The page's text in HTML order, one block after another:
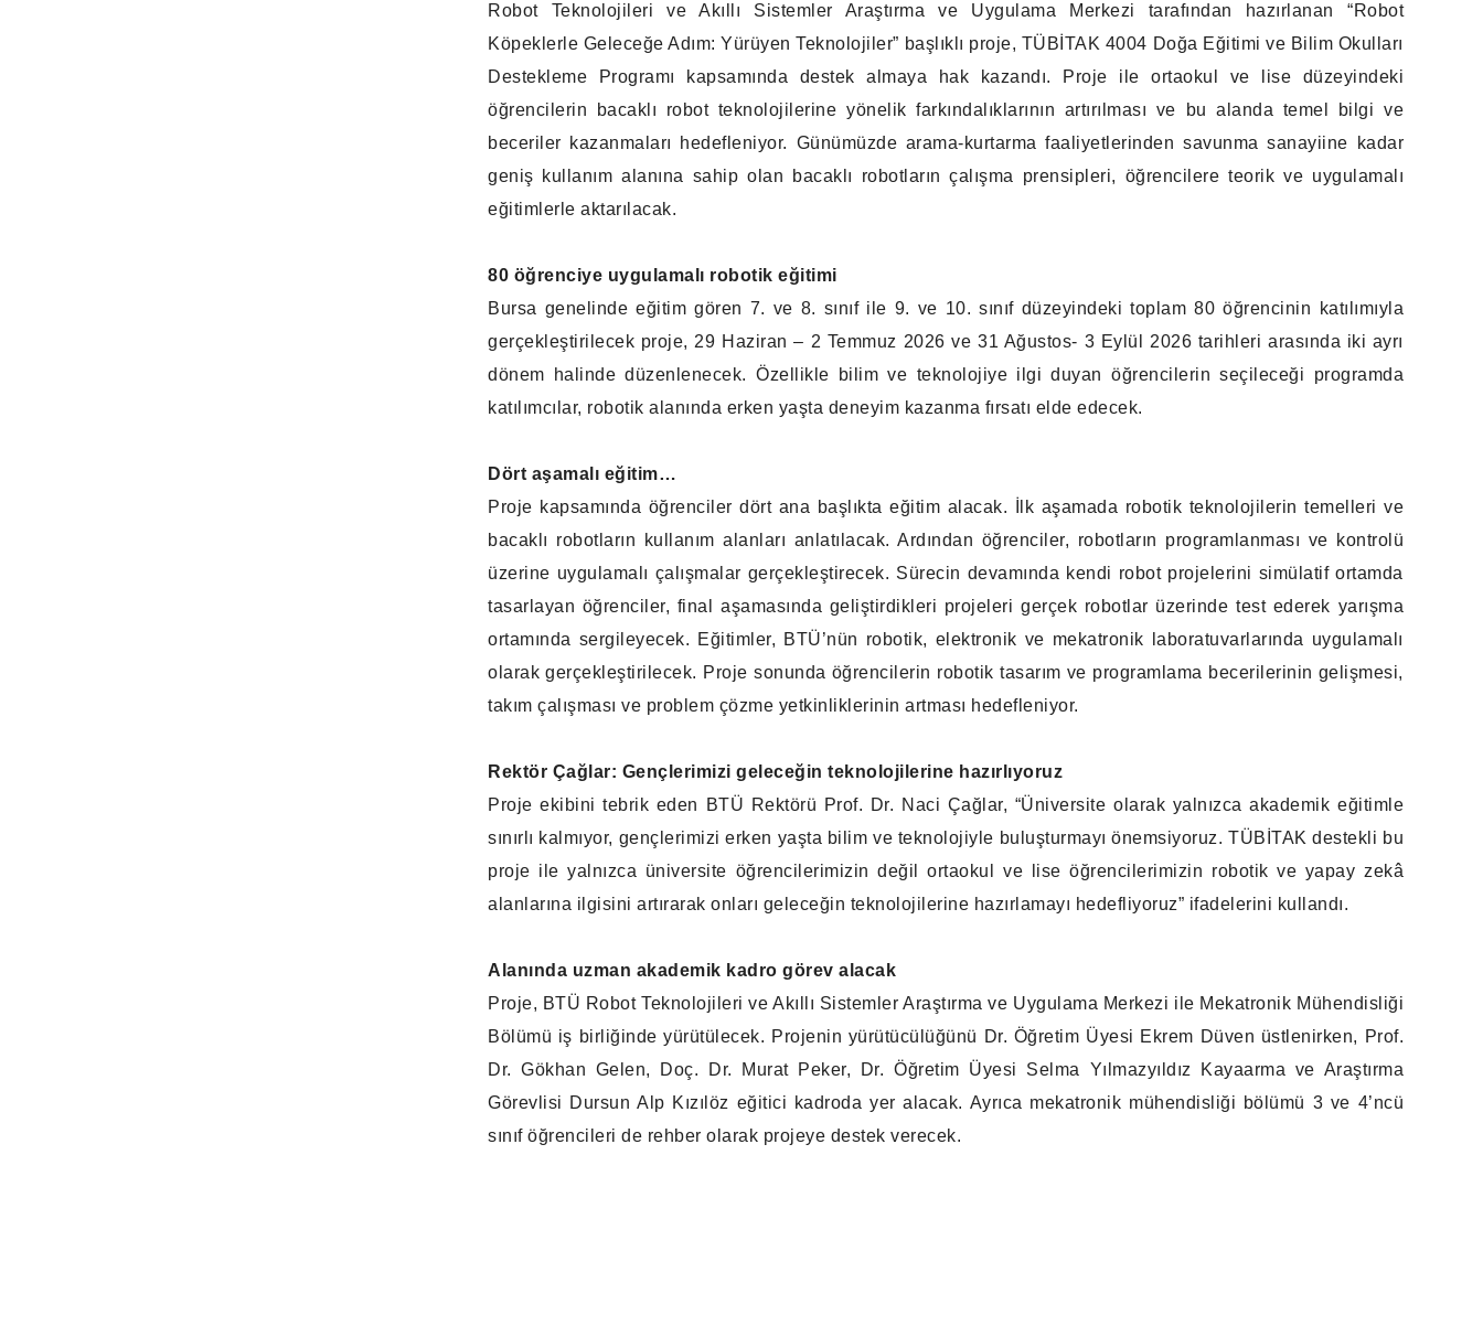
Robot Teknolojileri ve Akıllı Sistemler Araştırma ve Uygulama Merkezi tarafından hazırlanan “Robot
Köpeklerle Geleceğe Adım: Yürüyen Teknolojiler” başlıklı proje, TÜBİTAK 4004 Doğa Eğitimi ve Bilim Okulları
Destekleme Programı kapsamında destek almaya hak kazandı. Proje ile ortaokul ve lise düzeyindeki
öğrencilerin bacaklı robot teknolojilerine yönelik farkındalıklarının artırılması ve bu alanda temel bilgi ve
beceriler kazanmaları hedefleniyor. Günümüzde arama-kurtarma faaliyetlerinden savunma sanayiine kadar
geniş kullanım alanına sahip olan bacaklı robotların çalışma prensipleri, öğrencilere teorik ve uygulamalı
eğitimlerle aktarılacak.
80 öğrenciye uygulamalı robotik eğitimi
Bursa genelinde eğitim gören 7. ve 8. sınıf ile 9. ve 10. sınıf düzeyindeki toplam 80 öğrencinin katılımıyla
gerçekleştirilecek proje, 29 Haziran – 2 Temmuz 2026 ve 31 Ağustos- 3 Eylül 2026 tarihleri arasında iki ayrı
dönem halinde düzenlenecek. Özellikle bilim ve teknolojiye ilgi duyan öğrencilerin seçileceği programda
katılımcılar, robotik alanında erken yaşta deneyim kazanma fırsatı elde edecek.
Dört aşamalı eğitim…
Proje kapsamında öğrenciler dört ana başlıkta eğitim alacak. İlk aşamada robotik teknolojilerin temelleri ve
bacaklı robotların kullanım alanları anlatılacak. Ardından öğrenciler, robotların programlanması ve kontrolü
üzerine uygulamalı çalışmalar gerçekleştirecek. Sürecin devamında kendi robot projelerini simülatif ortamda
tasarlayan öğrenciler, final aşamasında geliştirdikleri projeleri gerçek robotlar üzerinde test ederek yarışma
ortamında sergileyecek. Eğitimler, BTÜ’nün robotik, elektronik ve mekatronik laboratuvarlarında uygulamalı
olarak gerçekleştirilecek. Proje sonunda öğrencilerin robotik tasarım ve programlama becerilerinin gelişmesi,
takım çalışması ve problem çözme yetkinliklerinin artması hedefleniyor.
Rektör Çağlar: Gençlerimizi geleceğin teknolojilerine hazırlıyoruz
Proje ekibini tebrik eden BTÜ Rektörü Prof. Dr. Naci Çağlar, “Üniversite olarak yalnızca akademik eğitimle
sınırlı kalmıyor, gençlerimizi erken yaşta bilim ve teknolojiyle buluşturmayı önemsiyoruz. TÜBİTAK destekli bu
proje ile yalnızca üniversite öğrencilerimizin değil ortaokul ve lise öğrencilerimizin robotik ve yapay zekâ
alanlarına ilgisini artırarak onları geleceğin teknolojilerine hazırlamayı hedefliyoruz” ifadelerini kullandı.
Alanında uzman akademik kadro görev alacak
Proje, BTÜ Robot Teknolojileri ve Akıllı Sistemler Araştırma ve Uygulama Merkezi ile Mekatronik Mühendisliği
Bölümü iş birliğinde yürütülecek. Projenin yürütücülüğünü Dr. Öğretim Üyesi Ekrem Düven üstlenirken, Prof.
Dr. Gökhan Gelen, Doç. Dr. Murat Peker, Dr. Öğretim Üyesi Selma Yılmazyıldız Kayaarma ve Araştırma
Görevlisi Dursun Alp Kızılöz eğitici kadroda yer alacak. Ayrıca mekatronik mühendisliği bölümü 3 ve 4’ncü
sınıf öğrencileri de rehber olarak projeye destek verecek.